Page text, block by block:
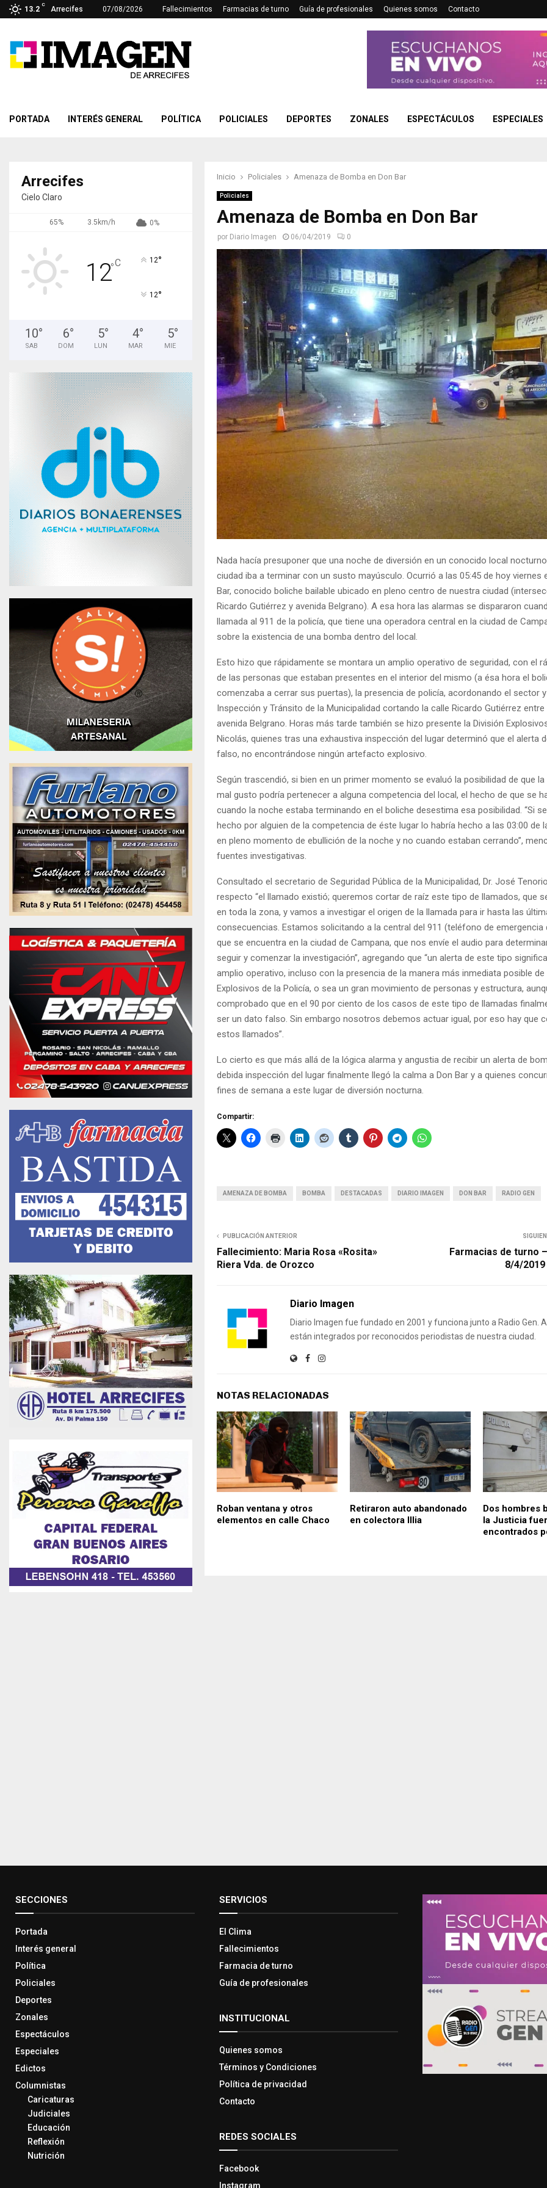
13.2
C
Arrecifes 07/08/2026 Fallecimientos Farmacias de turno Guía de profesionales Quienes somos Contacto
PORTADA INTERÉS GENERAL POLÍTICA POLICIALES DEPORTES ZONALES ESPECTÁCULOS ESPECIALES
Inicio Policiales Amenaza de Bomba en Don Bar
Policiales
Amenaza de Bomba en Don Bar
por Diario Imagen 06/04/2019 0
Nada hacía presuponer que una noche de diversión en un conocido local
ciudad iba a terminar con un susto mayúsculo. Ocurrió a las 05:45 de hoy viernes
Bar, conocido boliche bailable ubicado en pleno centro de nuestra ciudad
Ricardo Gutiérrez y avenida Belgrano). A esa hora las alarmas se dispararon
llamada al 911 de la policía, que tiene una operadora central en la ciudad de
sobre la existencia de una bomba dentro del local.
Esto hizo que rápidamente se montara un amplio operativo de seguridad, con el
de las personas que estaban presentes en el interior del mismo (a ésa hora el
comenzaba a cerrar sus puertas), la presencia de policía, acordonando el sector
Inspección y Tránsito de la Municipalidad cortando la calle Ricardo Gutiérrez
avenida Belgrano. Horas más tarde también se hizo presente la División
Nicolás, quienes tras una exhaustiva inspección del lugar determinó que el alerta
falso, no encontrándose ningún artefacto explosivo.
Según trascendió, si bien en un primer momento se evaluó la posibilidad de que la
mal gusto podría pertenecer a alguna competencia del local, el hecho de que se
cuando la noche estaba terminando en el boliche desestima esa posibilidad. “Si
hecho por alguien de la competencia de éste lugar lo habría hecho a las 03:00 de
en pleno momento de ebullición de la noche y no cuando estaban cerrando”,
fuentes investigativas.
Consultado el secretario de Seguridad Pública de la Municipalidad, Dr. José
respecto “el llamado existió; queremos cortar de raíz este tipo de llamados, que
en toda la zona, y vamos a investigar el origen de la llamada para ir hasta las
consecuencias. Estamos solicitando a la central del 911 (teléfono de emergencia
que se encuentra en la ciudad de Campana, que nos envíe el audio para
seguir y comenzar la investigación”, agregando que “un alerta de este tipo
amplio operativo, incluso con la presencia de la manera más inmediata posible de
Explosivos de la Policía, o sea un gran movimiento de personas y estructura,
comprobado que en el 90 por ciento de los casos de este tipo de llamadas
ser un dato falso. Sin embargo nosotros debemos actuar igual, por eso hay que
estos llamados”.
Lo cierto es que más allá de la lógica alarma y angustia de recibir un alerta de
debida inspección del lugar finalmente llegó la calma a Don Bar y a quienes
fines de semana a este lugar de diversión nocturna.
Compartir:
AMENAZA DE BOMBA BOMBA DESTACADAS DIARIO IMAGEN DON BAR RADIO GEN
PUBLICACIÓN ANTERIOR
Fallecimiento: Maria Rosa «Rosita»
Riera Vda. de Orozco
Farmacias de turno
8/4/
Diario Imagen
Diario Imagen fue fundado en 2001 y funciona junto a Radio Gen.
están integrados por reconocidos periodistas de nuestra ciudad.
NOTAS RELACIONADAS
Roban ventana y otros
elementos en calle Chaco
Retiraron auto abandonado
en colectora Illia
Dos hombres
la Justicia
encontrados
Arrecifes
Cielo Claro
65% 3.5km/h 0%
12°C 12°
12°
10°
SAB
6°
DOM
5°
LUN
4°
MAR
5°
MIE
SECCIONES
Portada
Interés general
Política
Policiales
Deportes
Zonales
Espectáculos
Especiales
Edictos
Columnistas
Caricaturas
Judiciales
Educación
Reflexión
Nutrición
SERVICIOS
El Clima
Fallecimientos
Farmacia de turno
Guía de profesionales
INSTITUCIONAL
Quienes somos
Términos y Condiciones
Política de privacidad
Contacto
REDES SOCIALES
Facebook
Instagram